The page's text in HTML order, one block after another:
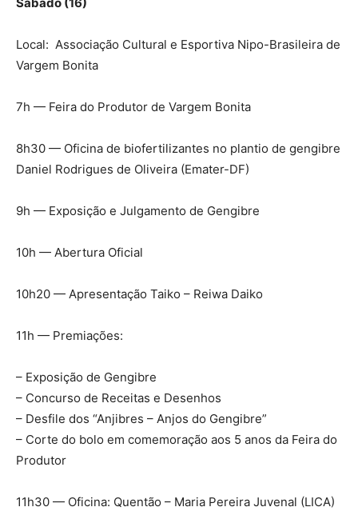
Local: Associação Cultural e Esportiva Nipo-Brasileira de
Vargem Bonita
7h — Feira do Produtor de Vargem Bonita
8h30 — Oficina de biofertilizantes no plantio de gengibre
Daniel Rodrigues de Oliveira (Emater-DF)
9h — Exposição e Julgamento de Gengibre
10h — Abertura Oficial
10h20 — Apresentação Taiko – Reiwa Daiko
11h — Premiações:
– Exposição de Gengibre
– Concurso de Receitas e Desenhos
– Desfile dos “Anjibres – Anjos do Gengibre”
– Corte do bolo em comemoração aos 5 anos da Feira do
Produtor
11h30 — Oficina: Quentão – Maria Pereira Juvenal (LICA)